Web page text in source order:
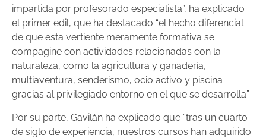
impartida por profesorado especialista”, ha explicado
el primer edil, que ha destacado “el hecho diferencial
de que esta vertiente meramente formativa se
compagine con actividades relacionadas con la
naturaleza, como la agricultura y ganadería,
multiaventura, senderismo, ocio activo y piscina
gracias al privilegiado entorno en el que se desarrolla”.
Por su parte, Gavilán ha explicado que “tras un cuarto
de siglo de experiencia, nuestros cursos han adquirido